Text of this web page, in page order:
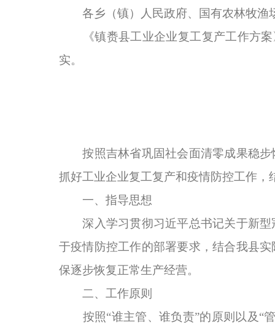
各乡（镇）人民政府、国有农林牧渔
《镇赉县工业企业复工复产工作方案
实。
按照吉林省巩固社会面清零成果稳步
抓好工业企业复工复产和疫情防控工作，
一、指导思想
深入学习贯彻习近平总书记关于新型
于疫情防控工作的部署要求，结合我县
保逐步恢复正常生产经营。
二、工作原则
按照“谁主管、谁负责”的原则以及“管